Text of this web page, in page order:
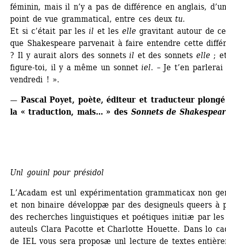
féminin, mais il n’y a pas de différence en anglais,
point de vue grammatical, entre ces deux tu.
Et si c’était par les il et les elle gravitant autour de
que Shakespeare parvenait à faire entendre cette
? Il y aurait alors des sonnets il et des sonnets elle ;
figure-toi, il y a même un sonnet iel. – Je t’en parlerai
vendredi ! ».
— Pascal Poyet, poète, éditeur et traducteur plongé
la « traduction, mais… » des Sonnets de
Unl gouinl pour présidol
L’Acadam est unl expérimentation grammaticax non
et non binaire développæ par des designeuls queers à
des recherches linguistiques et poétiques initiæ par les
auteuls Clara Pacotte et Charlotte Houette. Dans lo
de IEL vous sera proposæ unl lecture de textes